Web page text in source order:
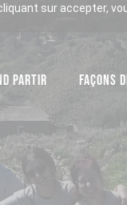
sur accepter,
PARTIR FAÇONS